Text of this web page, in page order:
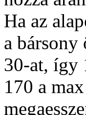
Ha az
a bársony
30-at, így
170 a